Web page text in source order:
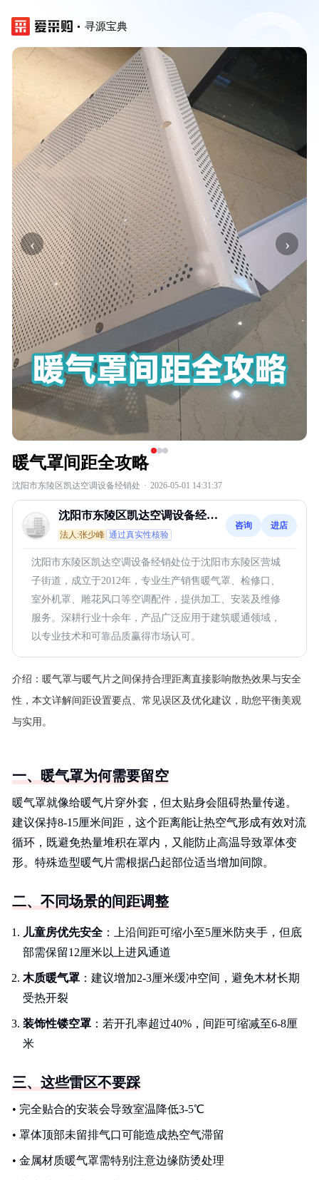
寻源宝典
‹ ›
暖气罩间距全攻略
沈阳市东陵区凯达空调设备经销处 · 2026-05-01 14:31:37
沈阳市东陵区凯达空调设备经销
处
法人:张少峰 通过真实性核验
咨询 进店
沈阳市东陵区凯达空调设备经销处位于沈阳市东陵区营城
子街道，成立于2012年，专业生产销售暖气罩、检修口、
室外机罩、雕花风口等空调配件，提供加工、安装及维修
服务。深耕行业十余年，产品广泛应用于建筑暖通领域，
以专业技术和可靠品质赢得市场认可。
介绍： 暖气罩与暖气片之间保持合理距离直接影响散热效果与安全
性，本文详解间距设置要点、常见误区及优化建议，助您平衡美观
与实用。
一、暖气罩为何需要留空
暖气罩就像给暖气片穿外套，但太贴身会阻碍热量传递。
建议保持8-15厘米间距，这个距离能让热空气形成有效对流
循环，既避免热量堆积在罩内，又能防止高温导致罩体变
形。特殊造型暖气片需根据凸起部位适当增加间隙。
二、不同场景的间距调整
儿童房优先安全 ：上沿间距可缩小至5厘米防夹手，但底
部需保留12厘米以上进风通道
木质暖气罩 ：建议增加2-3厘米缓冲空间，避免木材长期
受热开裂
装饰性镂空罩 ：若开孔率超过40%，间距可缩减至6-8厘
米
三、这些雷区不要踩
• 完全贴合的安装会导致室温降低3-5℃
• 罩体顶部未留排气口可能造成热空气滞留
• 金属材质暖气罩需特别注意边缘防烫处理